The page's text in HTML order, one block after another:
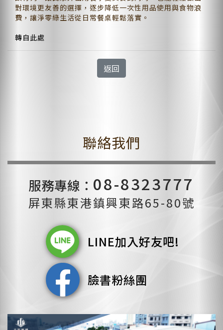
對環境更友善的選擇，逐步降低一次性用品使用與食物浪
費，讓淨零綠生活從日常餐桌輕鬆落實。
轉自此處
返回
聯絡我們
服務專線： 08-8323777
屏東縣東港鎮興東路65-80號
LINE加入好友吧!
臉書粉絲團